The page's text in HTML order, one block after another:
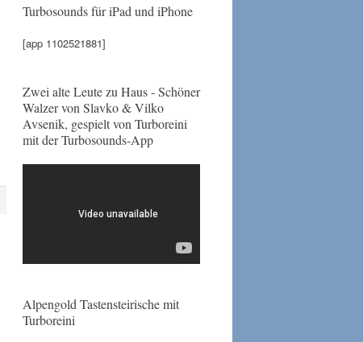
Turbosounds für iPad und iPhone
[app 1102521881]
Zwei alte Leute zu Haus - Schöner
Walzer von Slavko & Vilko
Avsenik, gespielt von Turboreini
mit der Turbosounds-App
Alpengold Tastensteirische mit
Turboreini